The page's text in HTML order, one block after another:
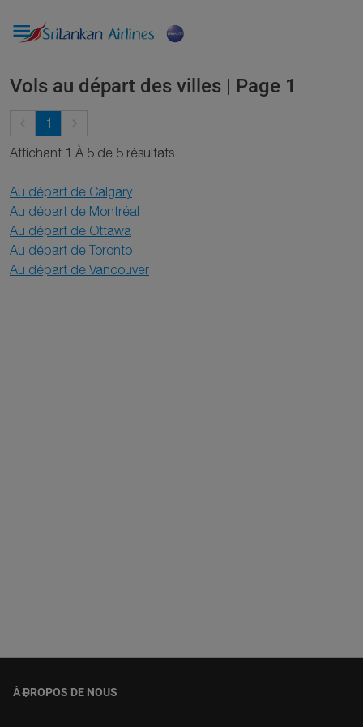

Vols au départ des villes | Page 1
1
Affichant 1 À 5 de 5 résultats
Au départ de Calgary
Au départ de Montréal
Au départ de Ottawa
Au départ de Toronto
Au départ de Vancouver
À PROPOS DE NOUS
keyboard_arrow_down